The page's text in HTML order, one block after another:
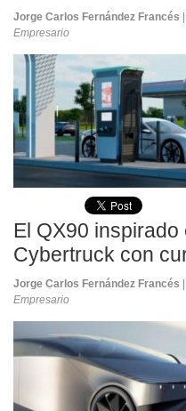
Jorge Carlos Fernández Francés
Empresario
El QX90
Cybertruck con
Jorge Carlos Fernández Francés
Empresario